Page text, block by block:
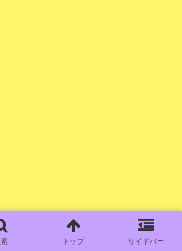
トップ サイドバー